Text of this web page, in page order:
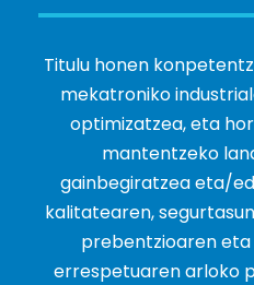
Titulu honen
mekatroniko
optimizatzea, eta
mantentzeko
gainbegiratzea eta/
kalitatearen,
prebentzioaren
errespetuaren arloko